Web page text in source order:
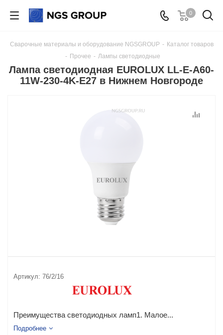
0
Сварочные материалы и оборудование NGSGROUP - Каталог товаров
- Прочее - Лампы светодиодные
Лампа светодиодная EUROLUX LL-E-A60-
11W-230-4K-E27 в Нижнем Новгороде
Артикул: 76/2/16
Преимущества светодиодных ламп1. Малое...
Подробнее